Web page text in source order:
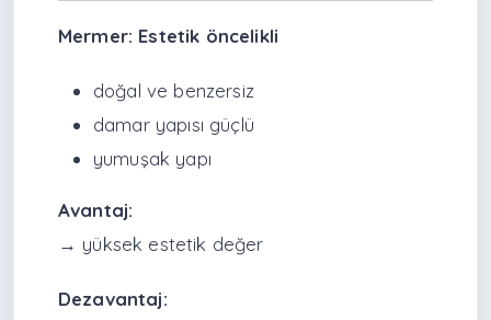
Mermer: Estetik öncelikli
doğal ve benzersiz
damar yapısı güçlü
yumuşak yapı
Avantaj:
→ yüksek estetik değer
Dezavantaj: